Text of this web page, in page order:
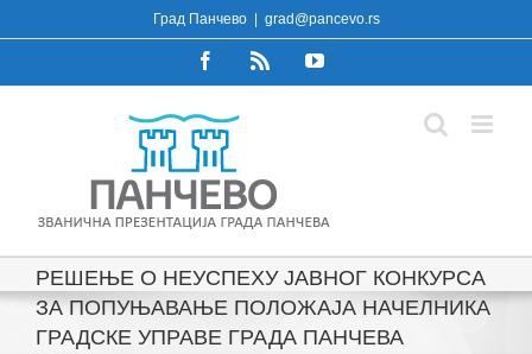
to
Град Панчево grad@pancevo.rs
FacebookRss YouTube
РЕШЕЊЕ О НЕУСПЕХУ ЈАВНОГ КОНКУРСА
ЗА ПОПУЊАВАЊЕ ПОЛОЖАЈА НАЧЕЛНИКА
ГРАДСКЕ УПРАВЕ ГРАДА ПАНЧЕВА